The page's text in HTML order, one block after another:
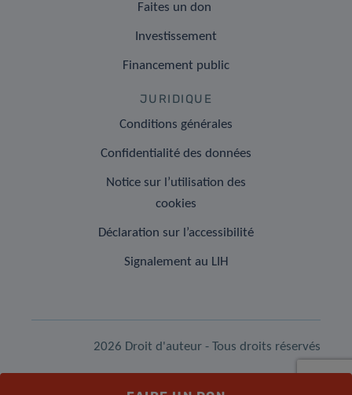
Faites un don
Investissement
Financement public
JURIDIQUE
Conditions générales
Confidentialité des données
Notice sur l’utilisation des
cookies
Déclaration sur l’accessibilité
Signalement au LIH
2026 Droit d'auteur - Tous droits réservés